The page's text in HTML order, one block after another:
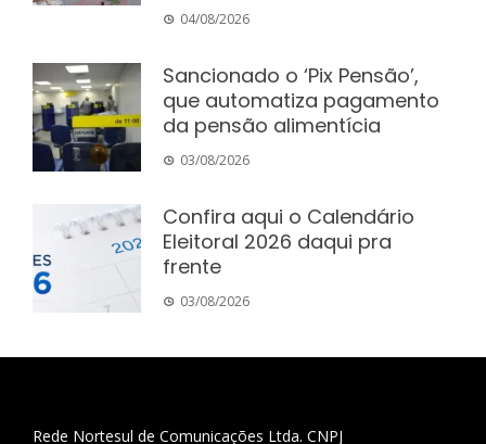
04/08/2026
Sancionado o ‘Pix Pensão’,
que automatiza pagamento
da pensão alimentícia
03/08/2026
Confira aqui o Calendário
Eleitoral 2026 daqui pra
frente
03/08/2026
Rede Nortesul de Comunicações Ltda. CNPJ